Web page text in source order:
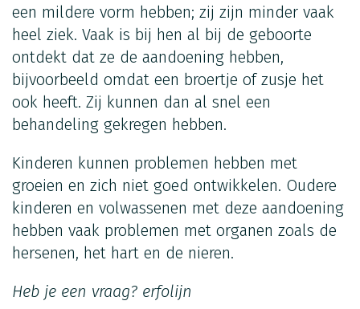
een mildere vorm hebben; zij zijn minder vaak
heel ziek. Vaak is bij hen al bij de geboorte
ontdekt dat ze de aandoening hebben,
bijvoorbeeld omdat een broertje of zusje het
ook heeft. Zij kunnen dan al snel een
behandeling gekregen hebben.
Kinderen kunnen problemen hebben met
groeien en zich niet goed ontwikkelen. Oudere
kinderen en volwassenen met deze aandoening
hebben vaak problemen met organen zoals de
hersenen, het hart en de nieren.
Heb je een vraag? erfolijn